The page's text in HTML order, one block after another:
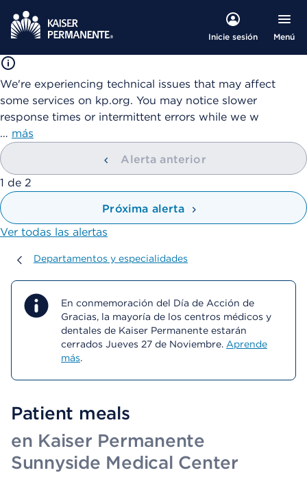
Inicie sesión Menú
We're experiencing technical issues that may affect
some services on kp.org. You may notice slower
response times or intermittent errors while we w
… más
Alerta anterior
mostrando
1 de 2
Próxima alerta
Ver todas las alertas
Departamentos y especialidades
Departamentos y especialidades
En conmemoración del Día de Acción de
Gracias, la mayoría de los centros médicos y
dentales de Kaiser Permanente estarán
cerrados Jueves 27 de Noviembre. Aprende
más.
Patient meals
en Kaiser Permanente
Sunnyside Medical Center